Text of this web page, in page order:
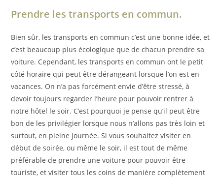
Prendre les transports en commun.
Bien sûr, les transports en commun c’est une bonne idée, et
c’est beaucoup plus écologique que de chacun prendre sa
voiture. Cependant, les transports en commun ont le petit
côté horaire qui peut être dérangeant lorsque l’on est en
vacances. On n’a pas forcément envie d’être stressé, à
devoir toujours regarder l’heure pour pouvoir rentrer à
notre hôtel le soir. C’est pourquoi je pense qu’il peut être
bon de les privilégier lorsque nous n’allons pas très loin et
surtout, en pleine journée. Si vous souhaitez visiter en
début de soirée, ou même le soir, il est tout de même
préférable de prendre une voiture pour pouvoir être
touriste, et visiter tous les coins de manière complètement